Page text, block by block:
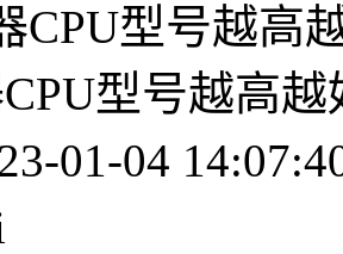
CPU型号越高
型号越高越
01-04